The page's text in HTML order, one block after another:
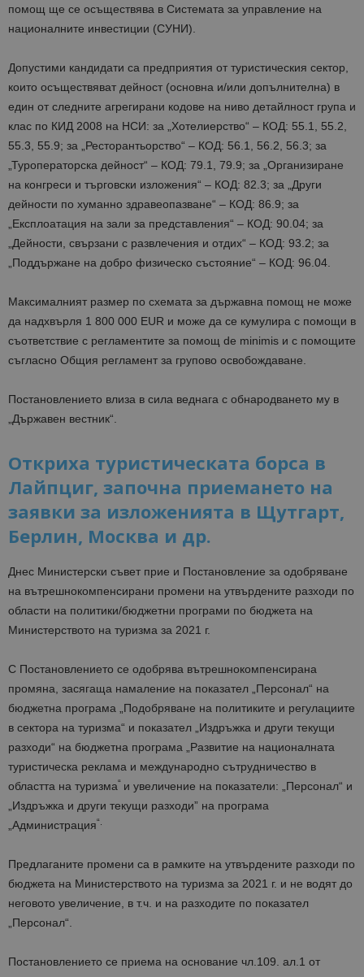
помощ ще се осъществява в Системата за управление на
националните инвестиции (СУНИ).
Допустими кандидати са предприятия от туристическия сектор,
които осъществяват дейност (основна и/или допълнителна) в
един от следните агрегирани кодове на ниво детайлност група и
клас по КИД 2008 на НСИ: за „Хотелиерство“ – КОД: 55.1, 55.2,
55.3, 55.9; за „Ресторантьорство“ – КОД: 56.1, 56.2, 56.3; за
„Туроператорска дейност“ – КОД: 79.1, 79.9; за „Организиране
на конгреси и търговски изложения“ – КОД: 82.3; за „Други
дейности по хуманно здравеопазване“ – КОД: 86.9; за
„Експлоатация на зали за представления“ – КОД: 90.04; за
„Дейности, свързани с развлечения и отдих“ – КОД: 93.2; за
„Поддържане на добро физическо състояние“ – КОД: 96.04.
Максималният размер по схемата за държавна помощ не може
да надхвърля 1 800 000 EUR и може да се кумулира с помощи в
съответствие с регламентите за помощ de minimis и с помощите
съгласно Общия регламент за групово освобождаване.
Постановлението влиза в сила веднага с обнародването му в
„Държавен вестник“.
Откриха туристическата борса в
Лайпциг, започна приемането на
заявки за изложенията в Щутгарт,
Берлин, Москва и др.
Днес Министерски съвет прие и Постановление за одобряване
на вътрешнокомпенсирани промени на утвърдените разходи по
области на политики/бюджетни програми по бюджета на
Министерството на туризма за 2021 г.
С Постановлението се одобрява вътрешнокомпенсирана
промяна, засягаща намаление на показател „Персонал“ на
бюджетна програма „Подобряване на политиките и регулациите
в сектора на туризма“ и показател „Издръжка и други текущи
разходи“ на бюджетна програма „Развитие на националната
туристическа реклама и международно сътрудничество в
областта на туризма“ и увеличение на показатели: „Персонал“ и
„Издръжка и други текущи разходи” на програма
„Администрация“.
Предлаганите промени са в рамките на утвърдените разходи по
бюджета на Министерството на туризма за 2021 г. и не водят до
неговото увеличение, в т.ч. и на разходите по показател
„Персонал“.
Постановлението се приема на основание чл.109. ал.1 от